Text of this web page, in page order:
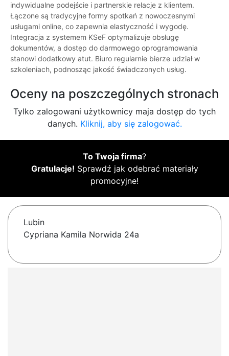
indywidualne podejście i partnerskie relacje z klientem.
Łączone są tradycyjne formy spotkań z nowoczesnymi
usługami online, co zapewnia elastyczność i wygodę.
Integracja z systemem KSeF optymalizuje obsługę
dokumentów, a dostęp do darmowego oprogramowania
stanowi dodatkowy atut. Biuro regularnie bierze udział w
szkoleniach, podnosząc jakość świadczonych usług.
Oceny na poszczególnych stronach
Tylko zalogowani użytkownicy maja dostęp do tych
danych. Kliknij, aby się zalogować.
To Twoja firma?
Gratulacje! Sprawdź jak odebrać materiały
promocyjne!
Lubin
Cypriana Kamila Norwida 24a